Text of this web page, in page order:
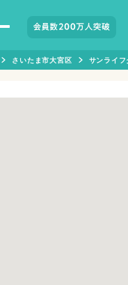
さいたま市大宮区 サンライ